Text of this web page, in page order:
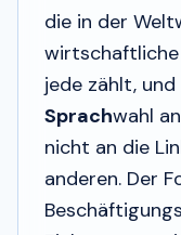
die in der
wirtschaftliche
jede zählt,
Sprachwahl
nicht an die
anderen. Der